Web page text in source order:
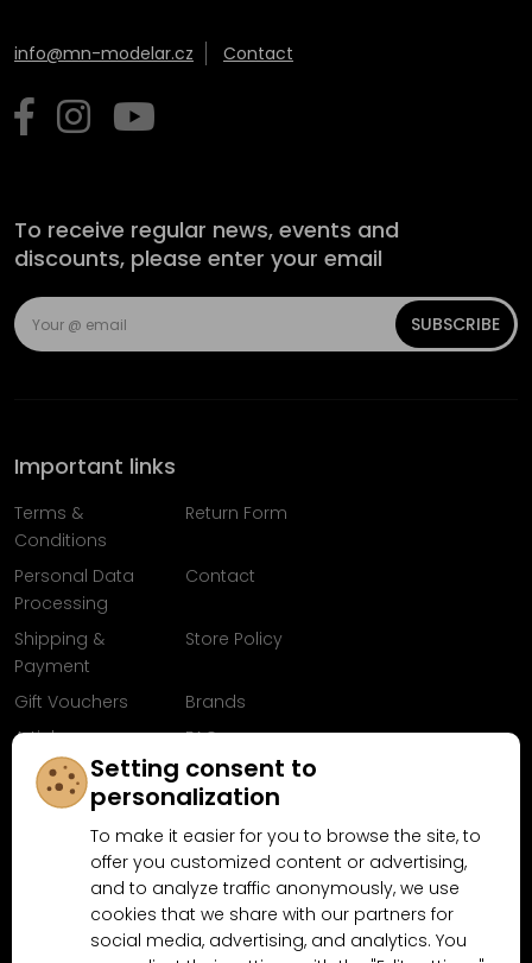
info@mn-modelar.cz Contact
To receive regular news, events and
discounts, please enter your email
SUBSCRIBE
Important links
Terms &
Conditions
Return Form
Personal Data
Processing
Contact
Shipping &
Payment
Store Policy
Gift Vouchers
Brands
Articles
FAQ
Follow us on
Facebook
Why shop at MN-Modelar.com
Setting consent to
personalization
To make it easier for you to browse the site, to
offer you customized content or advertising,
and to analyze traffic anonymously, we use
cookies that we share with our partners for
social media, advertising, and analytics. You